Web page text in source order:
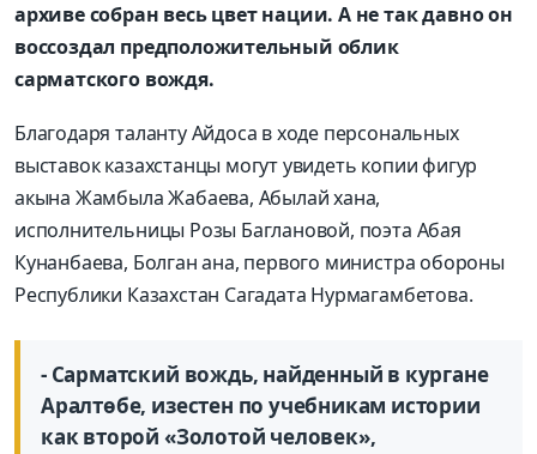
архиве собран весь цвет нации. А не так давно он
воссоздал предположительный облик
сарматского вождя.
Благодаря таланту Айдоса в ходе персональных
выставок казахстанцы могут увидеть копии фигур
акына Жамбыла Жабаева, Абылай хана,
исполнительницы Розы Баглановой, поэта Абая
Кунанбаева, Болган ана, первого министра обороны
Республики Казахстан Сагадата Нурмагамбетова.
- Сарматский вождь, найденный в кургане
Аралтөбе, изестен по учебникам истории
как второй «Золотой человек»,